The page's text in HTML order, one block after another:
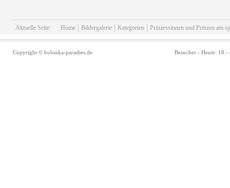
Aktuelle Seite: Home Bildergalerie Kategorien Prinzessinnen und Prinzen am
Copyright © bolonka-paradies.de Besucher - Heute: 18 -